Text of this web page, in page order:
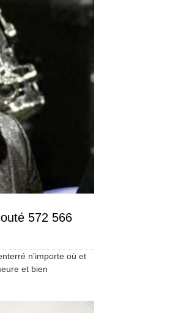
572 566
n'importe où et
et bien